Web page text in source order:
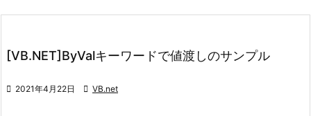
[VB.NET]ByValキーワードで値渡しのサンプル
 2021年4月22日  VB.net